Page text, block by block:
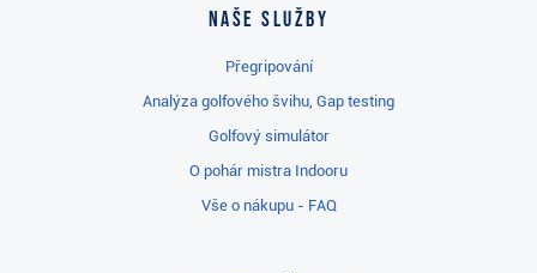
Naše služby
Přegripování
Analýza golfového švihu, Gap testing
Golfový simulátor
O pohár mistra Indooru
Vše o nákupu - FAQ